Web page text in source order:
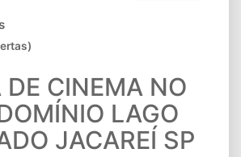
DE CINEMA NO
LAGO
JACAREÍ SP